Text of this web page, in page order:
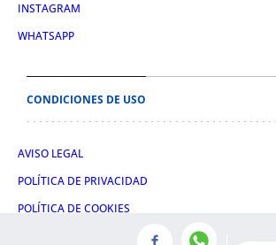
INSTAGRAM
WHATSAPP
CONDICIONES DE USO
AVISO LEGAL
POLÍTICA DE PRIVACIDAD
POLÍTICA DE COOKIES
CONDICIONES DE COMPRA